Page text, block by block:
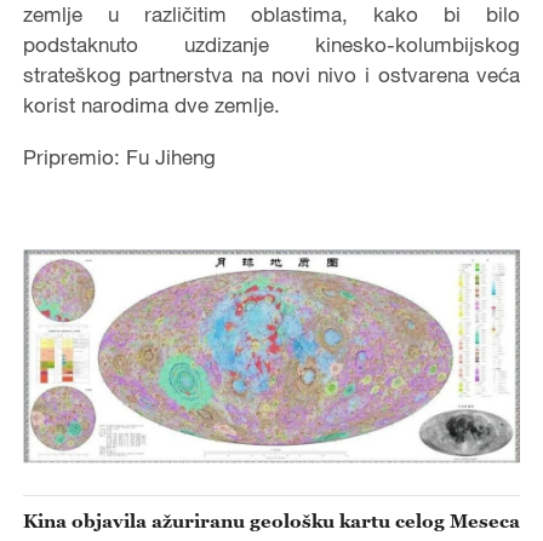
zemlje u različitim oblastima, kako bi bilo
podstaknuto uzdizanje kinesko-kolumbijskog
strateškog partnerstva na novi nivo i ostvarena veća
korist narodima dve zemlje.
Pripremio: Fu Jiheng
Kina objavila ažuriranu geološku kartu celog Meseca